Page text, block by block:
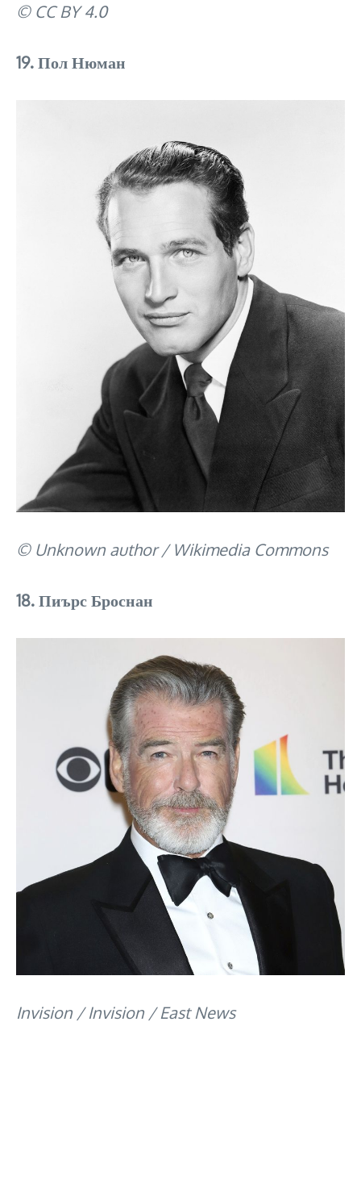
© CC BY 4.0
19. Пол Нюман
© Unknown author / Wikimedia Commons
18. Пиърс Броснан
Invision / Invision / East News